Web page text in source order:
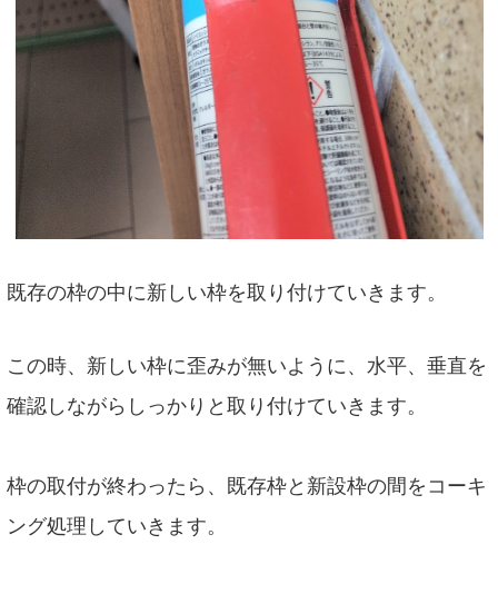
既存の枠の中に新しい枠を取り付けていきます。
この時、新しい枠に歪みが無いように、水平、垂直を
確認しながらしっかりと取り付けていきます。
枠の取付が終わったら、既存枠と新設枠の間をコーキ
ング処理していきます。